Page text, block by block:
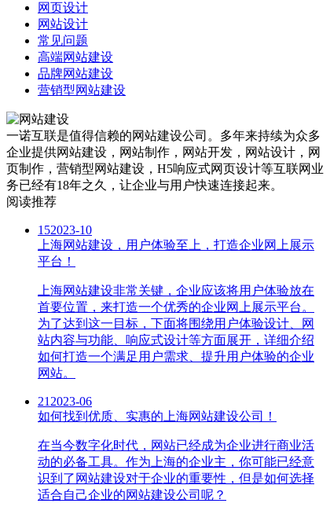
网页设计
网站设计
常见问题
高端网站建设
品牌网站建设
营销型网站建设
一诺互联是值得信赖的网站建设公司。多年来持续为众多
企业提供网站建设，网站制作，网站开发，网站设计，网
页制作，营销型网站建设，H5响应式网页设计等互联网业
务已经有18年之久，让企业与用户快速连接起来。
阅读推荐
152023-10
上海网站建设，用户体验至上，打造企业网上展示
平台！
上海网站建设非常关键，企业应该将用户体验放在
首要位置，来打造一个优秀的企业网上展示平台。
为了达到这一目标，下面将围绕用户体验设计、网
站内容与功能、响应式设计等方面展开，详细介绍
如何打造一个满足用户需求、提升用户体验的企业
网站。
21 2023-06
如何找到优质、实惠的上海网站建设公司！
在当今数字化时代，网站已经成为企业进行商业活
动的必备工具。作为上海的企业主，你可能已经意
识到了网站建设对于企业的重要性，但是如何选择
适合自己企业的网站建设公司呢？